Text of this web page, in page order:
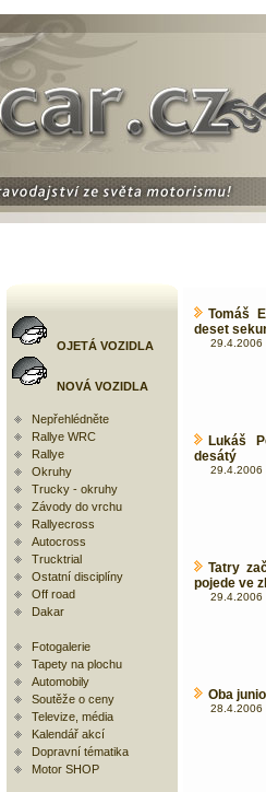
OJETÁ VOZIDLA
NOVÁ VOZIDLA
Nepřehlédněte
Rallye WRC
Rallye
Okruhy
Trucky - okruhy
Závody do vrchu
Rallyecross
Autocross
Trucktrial
Ostatní disciplíny
Off road
Dakar
Fotogalerie
Tapety na plochu
Automobily
Soutěže o ceny
Televize, média
Kalendář akcí
Dopravní tématika
Motor SHOP
Tomáš
deset
29.4.2006
Lukáš
desátý
29.4.2006
Tatry
pojede ve
29.4.2006
Oba
28.4.2006